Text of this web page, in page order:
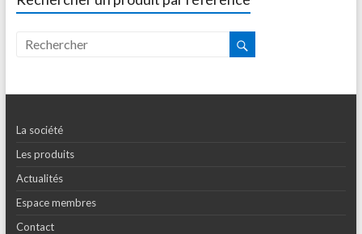
La société
Les produits
Actualités
Espace membres
Contact